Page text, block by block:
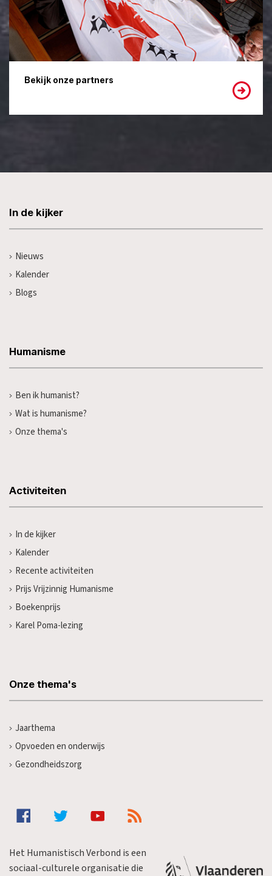
Bekijk onze partners
In de kijker
Nieuws
Kalender
Blogs
Humanisme
Ben ik humanist?
Wat is humanisme?
Onze thema's
Activiteiten
In de kijker
Kalender
Recente activiteiten
Prijs Vrijzinnig Humanisme
Boekenprijs
Karel Poma-lezing
Onze thema's
Jaarthema
Opvoeden en onderwijs
Gezondheidszorg
Het Humanistisch Verbond is een
sociaal-culturele organisatie die